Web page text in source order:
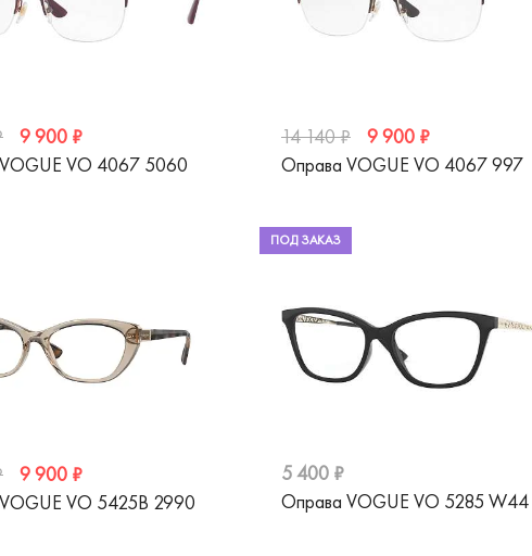
9 900 ₽
VO 4067 5060
14 140 ₽
9 900 ₽
Оправа VOGUE VO 4067 997
9 900 ₽
VO 5425B 2990
ПОД ЗАКАЗ
5 400 ₽
Оправа VOGUE VO 5285 W44